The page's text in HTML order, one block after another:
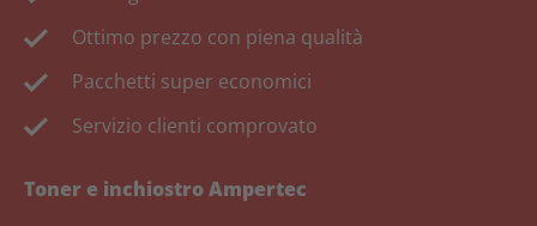
Ottimo prezzo con piena qualità
Pacchetti super economici
Servizio clienti comprovato
Toner e inchiostro Ampertec